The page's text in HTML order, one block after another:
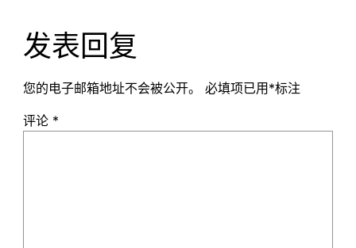
发表回复
您的电子邮箱地址不会被公开。 必填项已用 *标注
评论 *